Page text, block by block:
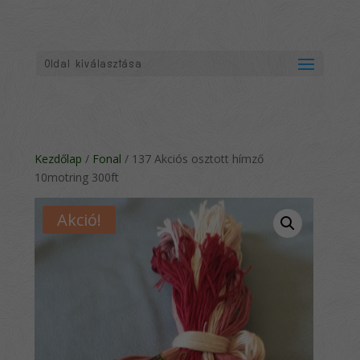
Oldal kiválasztása
Kezdőlap / Fonal / 137 Akciós osztott hímző
10motring 300ft
Akció!